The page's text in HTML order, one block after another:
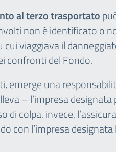
al terzo trasportato
non è identificato o
viaggiava il
confronti del Fondo.
emerge una
– l’impresa
di colpa, invece,
con l’impresa